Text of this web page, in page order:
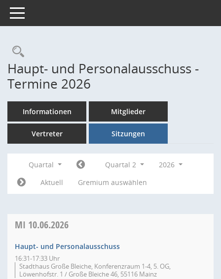
Toggle navigation
Rechercheauswahl
Haupt- und Personalausschuss -
Termine 2026
Informationen Mitglieder
Vertreter Sitzungen
Quartal Quartal 2
2026
Aktuell
Gremium auswählen
MI 10.06.2026
Haupt- und Personalausschuss
16:31-17:33 Uhr
Stadthaus Große Bleiche, Konferenzraum 1-4, 5. OG,
Löwenhofstr. 1 / Große Bleiche 46, 55116 Mainz